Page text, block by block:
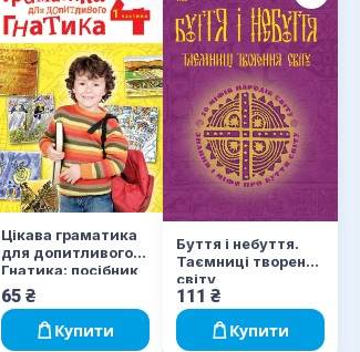
Цікава граматика
для допитливого
Гнатика: посібник
для поглибленого
вивчення
української мови :
4 кл.: у 2-х ч. Ч. 1
65 ₴
Купити
Буття і небуття.
Таємниці творення
світу
111 ₴
Купити